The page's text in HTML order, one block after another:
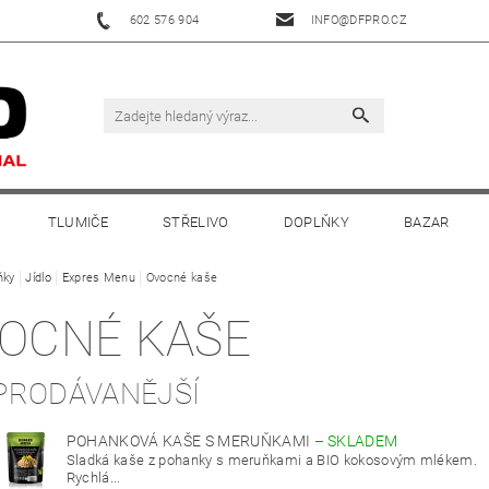
602 576 904 INFO@DFPRO.CZ
TLUMIČE STŘELIVO DOPLŇKY BAZAR
Jídlo Expres Menu Ovocné kaše
KAŠE
POHANKOVÁ KAŠE S MERUŇKAMI –SKLADEM
Sladká kaše z pohanky s meruňkami a BIO kokosovým mlékem.
Rychlá...